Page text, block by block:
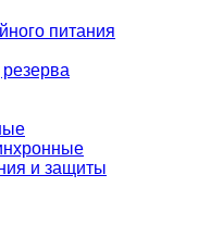
питания
и защиты